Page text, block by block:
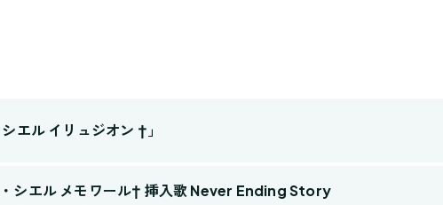
エル イリュジオン †」
シエル メモワール† 挿入歌 Never Ending Story